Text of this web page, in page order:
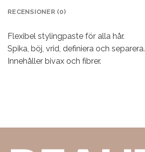
RECENSIONER (0)
Flexibel stylingpaste för alla hår.
Spika, böj, vrid, definiera och separera.
Innehåller bivax och fibrer.